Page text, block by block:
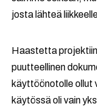
josta lähteä
Haastetta
puutteellinen
käyttöönotolle ollut
käytössä oli vain